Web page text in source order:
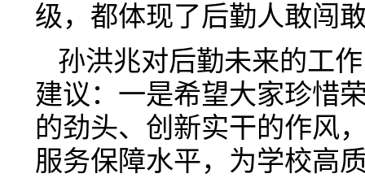
级，都体现了后勤人敢闯
孙洪兆对后勤未来的工
建议：一是希望大家珍惜
的劲头、创新实干的作风
服务保障水平，为学校高